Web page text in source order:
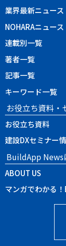
業界最新ニュース
NOHARAニュース
連載別一覧
著者一覧
記事一覧
キーワード一覧
お役立ち資料・
お役立ち資料
建設DXセミナー
BuildApp News
ABOUT US
マンガでわかる